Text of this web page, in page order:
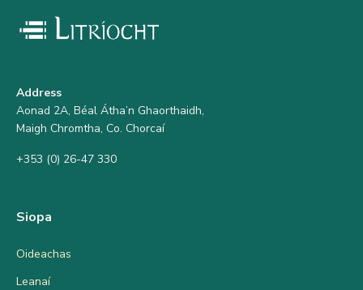
Address
Aonad 2A, Béal Átha’n Ghaorthaidh,
Maigh Chromtha, Co. Chorcaí
+353 (0) 26-47 330
Siopa
Oideachas
Leanaí